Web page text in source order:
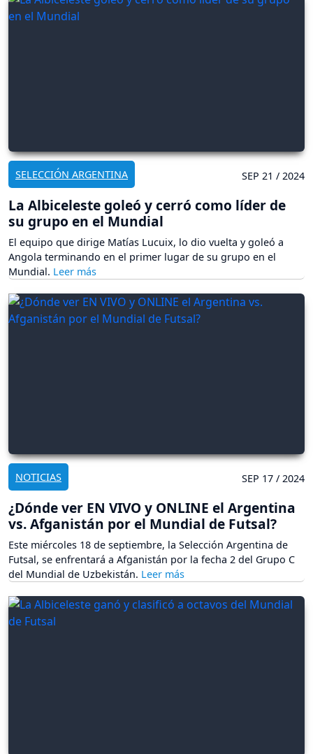
SELECCIÓN ARGENTINA SEP 21 / 2024
La Albiceleste goleó y cerró como líder de
su grupo en el Mundial
El equipo que dirige Matías Lucuix, lo dio vuelta y goleó a
Angola terminando en el primer lugar de su grupo en el
Mundial.
NOTICIAS SEP 17 / 2024
¿Dónde ver EN VIVO y ONLINE el Argentina
vs. Afganistán por el Mundial de Futsal?
Este miércoles 18 de septiembre, la Selección Argentina de
Futsal, se enfrentará a Afganistán por la fecha 2 del Grupo C
del Mundial de Uzbekistán.